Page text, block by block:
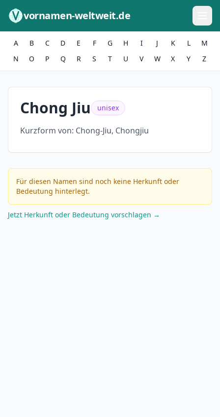
vornamen-weltweit.de
A B C D E F G H I J K L
M
N
O P Q R S T U V W X Y Z
Chong Jiu unisex
Kurzform von: Chong-Jiu, Chongjiu
Für diesen Namen sind noch keine Herkunft oder
Bedeutung hinterlegt.
Jetzt Herkunft oder Bedeutung vorschlagen →